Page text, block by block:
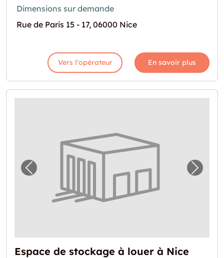
Dimensions sur demande
Rue de Paris 15 - 17, 06000 Nice
Vers l'opérateur En savoir plus
Image précédente pour "Espace de
Espace de stockage à louer à Nice